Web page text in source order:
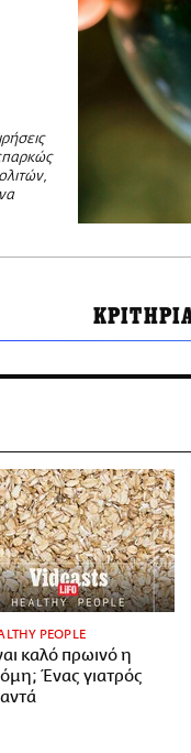
PEOPLE
καλό πρωινό η
Ένας γιατρός